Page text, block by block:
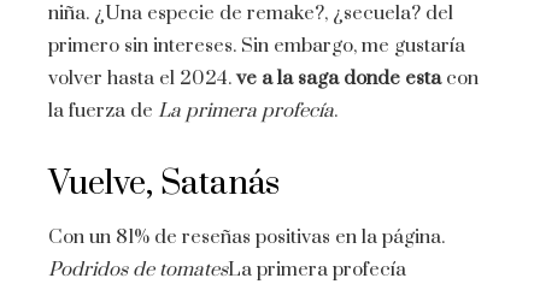
niña. ¿Una especie de remake?, ¿secuela? del
primero sin intereses. Sin embargo, me gustaría
volver hasta el 2024.ve a la saga donde esta con
la fuerza de La primera profecía.
Vuelve, Satanás
Con un 81% de reseñas positivas en la página.
Podridos de tomatesLa primera profecía